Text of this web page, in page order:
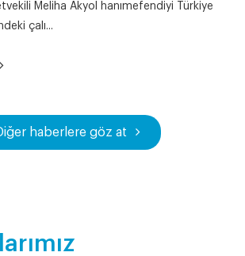
Meliha Akyol hanımefendiyi Türkiye
çalı...
haberlere göz at